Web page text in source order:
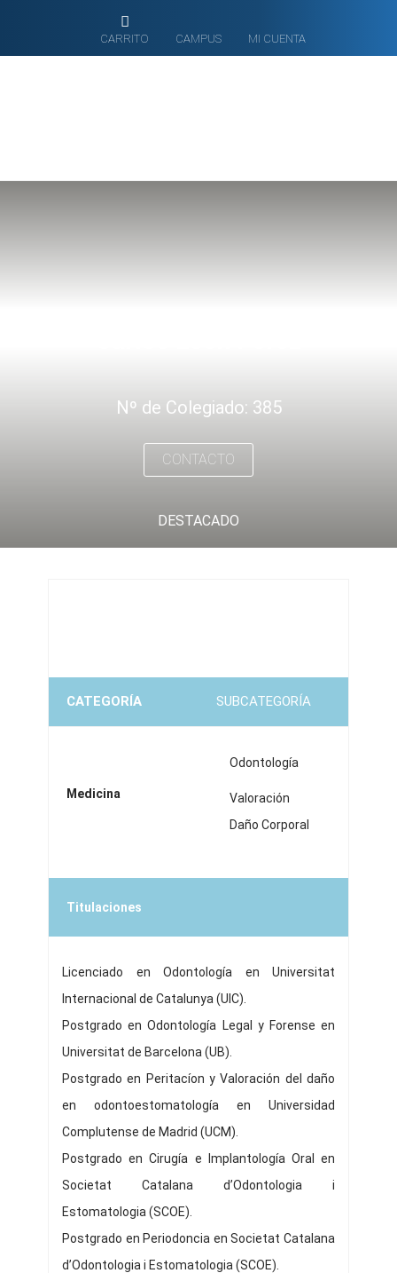
CARRITO CAMPUS MI CUENTA
Nº de Colegiado: 385
CONTACTO
DESTACADO
CATEGORÍA SUBCATEGORÍA
Medicina
Odontología
Valoración
Daño Corporal
Titulaciones
Licenciado en Odontología en Universitat
Internacional de Catalunya (UIC).
Postgrado en Odontología Legal y Forense en
Universitat de Barcelona (UB).
Postgrado en Peritacíon y Valoración del daño
en odontoestomatología en Universidad
Complutense de Madrid (UCM).
Postgrado en Cirugía e Implantología Oral en
Societat Catalana d’Odontologia i
Estomatologia (SCOE).
Postgrado en Periodoncia en Societat Catalana
d’Odontologia i Estomatologia (SCOE).